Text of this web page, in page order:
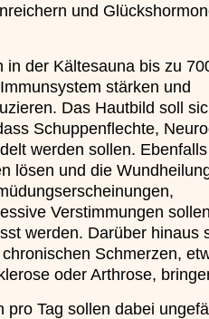
und
der Kältesauna bis zu
stärken und
Das Hautbild soll
Schuppenflechte,
werden sollen.
lösen und die
Verstimmungen
werden. Darüber hinaus
Schmerzen,
oder Arthrose,
pro Tag sollen dabei